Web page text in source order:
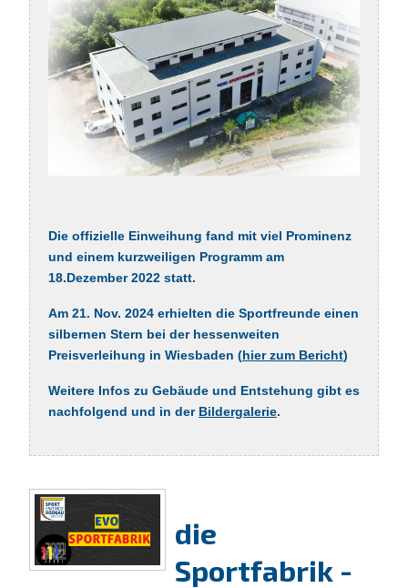
Die offizielle Einweihung fand mit viel Prominenz
und einem kurzweiligen Programm am
18.Dezember 2022 statt.
Am 21. Nov. 2024 erhielten die Sportfreunde einen
silbernen Stern bei der hessenweiten
Preisverleihung in Wiesbaden (hier zum Bericht)
Weitere Infos zu Gebäude und Entstehung gibt es
nachfolgend und in der Bildergalerie.
die
Sportfabrik -